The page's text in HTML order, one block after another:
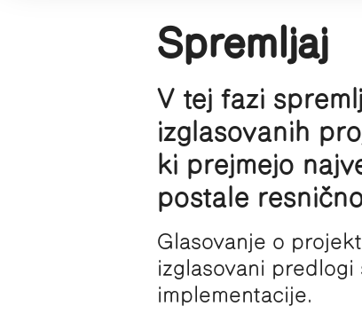
Spremljaj
V tej fazi
izglasovanih
ki prejmejo
postale
Glasovanje o
izglasovani predlogi
implementacije.